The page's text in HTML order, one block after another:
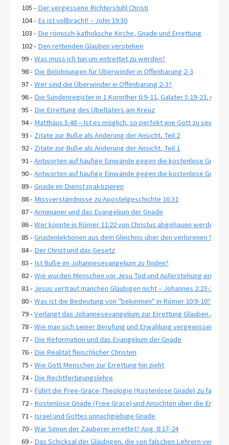
105 - Der vergessene Richterstuhl Christi
104 - Es ist vollbracht! – John 19:30
103 - Die römisch-katholische Kirche, Gnade und Errettung
102 - Den rettenden Glauben verstehen
99 -Was muss ich tun um entrettet zu werden?
98 - Die Belohnungen für Überwinder in Offenbarung 2-3
97 -Wer sind die Überwinder in Offenbarung 2-3?
96 - Die Sündenregister in 1 Korinther 6:9-11, Galater 5:19-21, und
95 - Die Errettung des Übeltäters am Kreuz
94 - Matthäus 5:48 – Ist es möglich, so perfekt wie Gott zu sein?
93 - Zitate zur Buße als Änderung der Ansicht, Teil 2
92 - Zitate zur Buße als Änderung der Ansicht, Teil 1
91 -Antworten auf häufige Einwände gegen die kostenlose Gnade,
90 -Antworten auf häufige Einwände gegen die kostenlose Gnade,
89 -Gnade im Dienst praktizieren
88 - Missverständnisse zu Apostelgeschichte 16:31
87 -Arminianer und das Evangelium der Gnade
86 -Wer könnte in Römer 11:22 von Christus abgehauen werden?
85 -Gnadenlektionen aus dem Gleichnis über den verlorenen Sohn,
84 - Der Christ und das Gesetz
83 - Ist Buße im Johannesevangelium zu finden?
82 -Wie wurden Menschen vor Jesu Tod und Auferstehung
81 - Jesus vertraut manchen Gläubigen nicht – Johannes 2:23-25
80 -Was ist die Bedeutung von "bekennen" in Römer 10:9-10?"
79 -Verlangt das Johannesevangelium zur Errettung Glauben an
78 -Wie man sich seiner Berufung und Erwählung vergewissert-2
77 - Die Reformation und das Evangelium der Gnade
76 - Die Realität fleischlicher Christen
75 -Wie Gott Menschen zur Errettung hin zieht
74 - Die Rechtfertigungslehre
73 - Führt die Free-Grace-Theologie (Kostenlose Gnade) zu
72 - Kostenlose Gnade (Free Grace) und Ansichten über die
71 - Israel und Gottes unnachgiebige Gnade
70 -War Simon der Zauberer errettet? Apg. 8:17-24
69 - Das Schicksal der Gläubigen, die von falschen Lehrern